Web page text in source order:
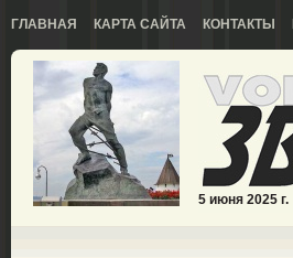
ГЛАВНАЯ КАРТА САЙТА КОНТАКТЫ
5 июня 2025 г.